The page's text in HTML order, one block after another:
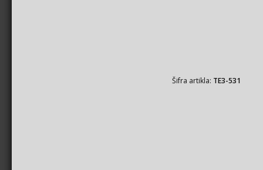
Šifra artikla: TE3-531